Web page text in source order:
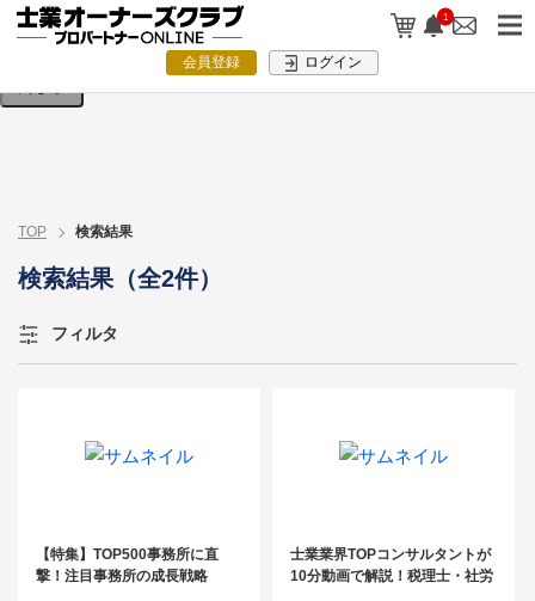
1
会員登録 ログイン
検索条件を入力してください。
TOP 検索結果
検索結果（全2件）
フィルタ
【特集】TOP500事務所に直
撃！注目事務所の成長戦略
士業業界TOPコンサルタントが
10分動画で解説！税理士・社労